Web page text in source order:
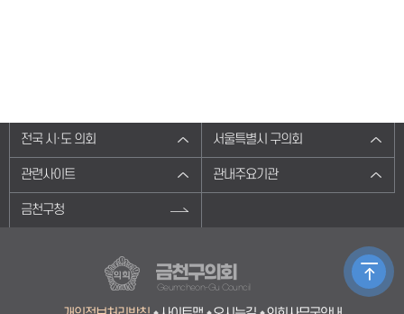
전국 시·도 의회 서울특별시 구의회
관련사이트 관내주요기관
금천구청
금천구의회
Geumcheon-Gu Council